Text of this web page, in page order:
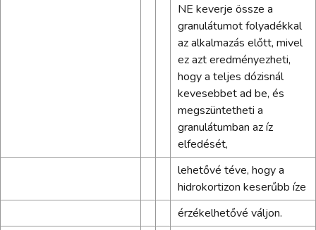
NE keverje össze a
granulátumot folyadékkal
az alkalmazás előtt, mivel
ez azt eredményezheti,
hogy a teljes dózisnál
kevesebbet ad be, és
megszüntetheti a
granulátumban az íz
elfedését,
lehetővé téve, hogy a
hidrokortizon keserűbb íze
érzékelhetővé váljon.